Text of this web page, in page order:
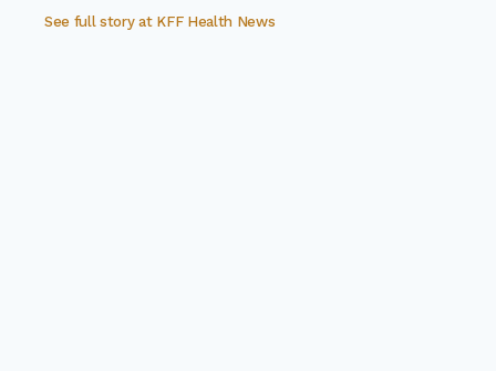
See full story atKFF Health News